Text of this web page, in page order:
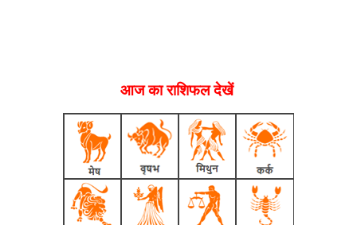
आज का राशिफल देखें